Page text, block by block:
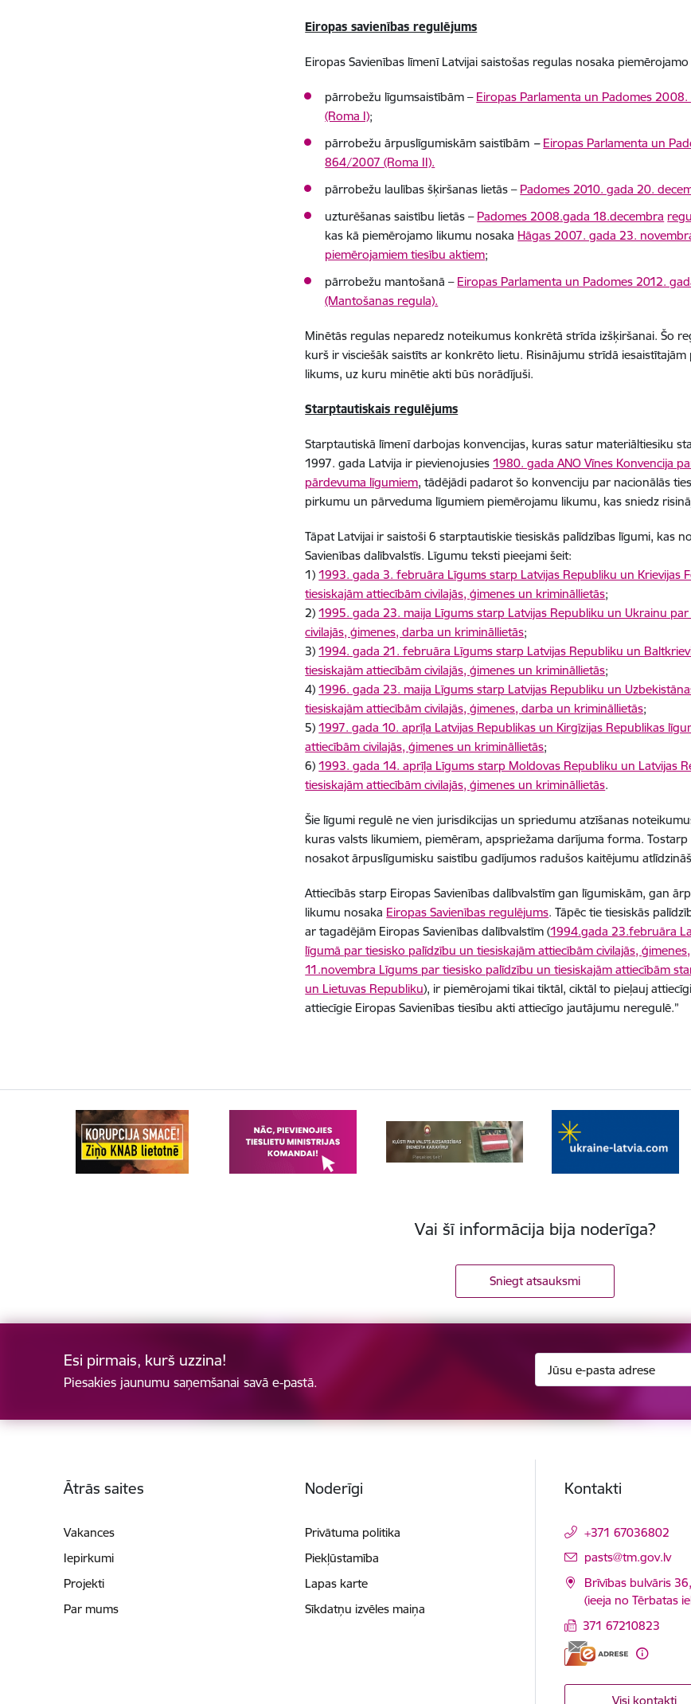
Eiropas savienības regulējums
Eiropas Savienības līmenī Latvijai saistošas regulas nosaka
pārrobežu līgumsaistībām – Eiropas Parlamenta un Padomes
(Roma I);
pārrobežu ārpuslīgumiskām saistībām – Eiropas Parlamenta un
864/2007 (Roma II).
pārrobežu laulības šķiršanas lietās – Padomes 2010. gada 20.
uzturēšanas saistību lietās – Padomes 2008.gada 18.decembra
kas kā piemērojamo likumu nosaka Hāgas 2007. gada 23.
piemērojamiem tiesību aktiem;
pārrobežu mantošanā – Eiropas Parlamenta un Padomes 2012.
(Mantošanas regula).
Minētās regulas neparedz noteikumus konkrētā strīda izšķiršanai. Šo
kurš ir visciešāk saistīts ar konkrēto lietu. Risinājumu strīdā
likums, uz kuru minētie akti būs norādījuši.
Starptautiskais regulējums
Starptautiskā līmenī darbojas konvencijas, kuras satur materiāltiesiku
1997. gada Latvija ir pievienojusies1980. gada ANO Vīnes Konvencija
pārdevuma līgumiem, tādējādi padarot šo konvenciju par nacionālās
pirkumu un pārveduma līgumiem piemērojamu likumu, kas sniedz
Tāpat Latvijai ir saistoši 6 starptautiskie tiesiskās palīdzības līgumi, kas
Savienības dalībvalstīs. Līgumu teksti pieejami šeit:
1)1993. gada 3. februāra Līgums starp Latvijas Republiku un Krievijas
tiesiskajām attiecībām civilajās, ģimenes un krimināllietās;
2)1995. gada 23. maija Līgums starp Latvijas Republiku un Ukrainu
civilajās, ģimenes, darba un krimināllietās;
3)1994. gada 21. februāra Līgums starp Latvijas Republiku un
tiesiskajām attiecībām civilajās, ģimenes un krimināllietās;
4)1996. gada 23. maija Līgums starp Latvijas Republiku un
tiesiskajām attiecībām civilajās, ģimenes, darba un krimināllietās;
5)1997. gada 10. aprīļa Latvijas Republikas un Kirgīzijas Republikas
attiecībām civilajās, ģimenes un krimināllietās;
6)1993. gada 14. aprīļa Līgums starp Moldovas Republiku un Latvijas
tiesiskajām attiecībām civilajās, ģimenes un krimināllietās.
Šie līgumi regulē ne vien jurisdikcijas un spriedumu atzīšanas
kuras valsts likumiem, piemēram, apspriežama darījuma forma.
nosakot ārpuslīgumisku saistību gadījumos radušos kaitējumu
Attiecībās starp Eiropas Savienības dalībvalstīm gan līgumiskām, gan
likumu nosaka Eiropas Savienības regulējums. Tāpēc tie tiesiskās
ar tagadējām Eiropas Savienības dalībvalstīm (1994.gada 23.februāra
līgumā par tiesisko palīdzību un tiesiskajām attiecībām civilajās,
11.novembra Līgums par tiesisko palīdzību un tiesiskajām attiecībām
un Lietuvas Republiku), ir piemērojami tikai tiktāl, ciktāl to pieļauj
attiecīgie Eiropas Savienības tiesību akti attiecīgo jautājumu neregulē.”
Vai šī informācija bija noderīga?
Sniegt atsauksmi
Esi pirmais, kurš uzzina!
Piesakies jaunumu saņemšanai savā e-pastā.
Ātrās saites
Vakances
Iepirkumi
Projekti
Par mums
Noderīgi
Privātuma politika
Piekļūstamība
Lapas karte
Sīkdatņu izvēles maiņa
Kontakti
+371 67036802
E-pasts:
pasts@tm.gov.lv
Brīvības bulvāris
(ieeja no Tērbatas
371 67210823
Visi kontakti